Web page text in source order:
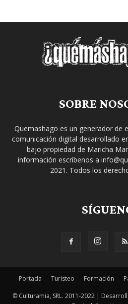
SOBRE
Quemashago es un generador de
comunicación digital desarrollado
bajo propiedad de Maricha
información escríbenos a
2021. Todos los
Portada Turisteo Formación
© Culturamia, SRL. 2011-2022 |